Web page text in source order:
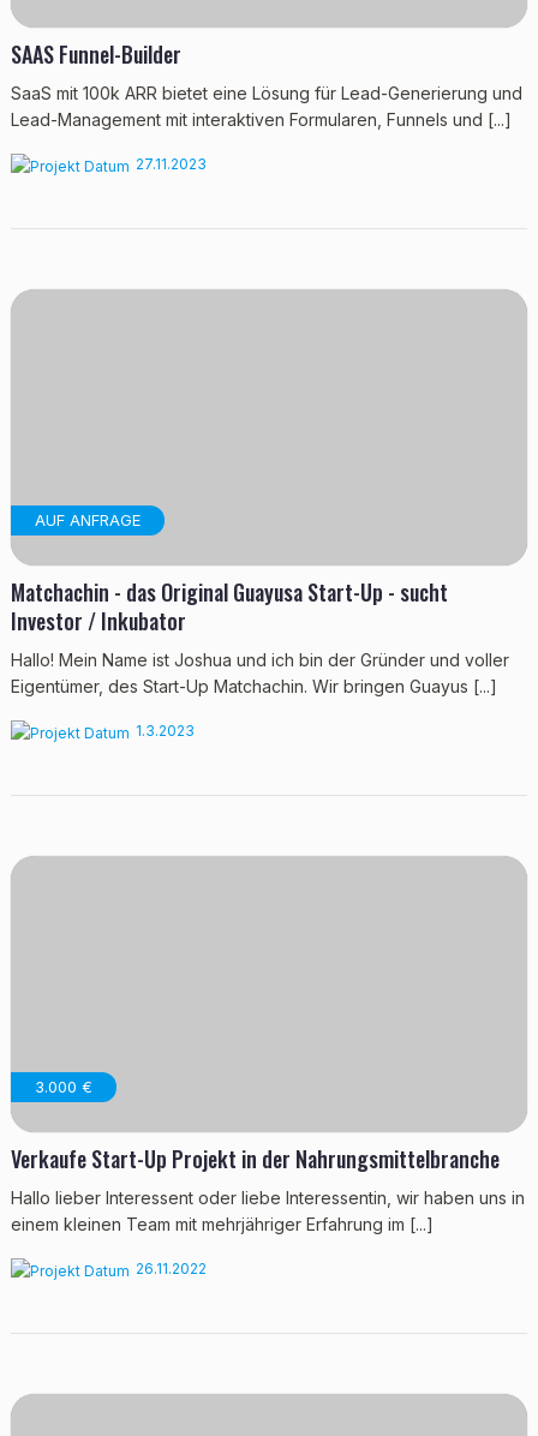
SAAS Funnel-Builder
SaaS mit 100k ARR bietet eine Lösung für Lead-Generierung und
Lead-Management mit interaktiven Formularen, Funnels und [...]
27.11.2023
AUF ANFRAGE
Matchachin - das Original Guayusa Start-Up - sucht
Investor / Inkubator
Hallo! Mein Name ist Joshua und ich bin der Gründer und voller
Eigentümer, des Start-Up Matchachin. Wir bringen Guayus [...]
1.3.2023
3.000 €
Verkaufe Start-Up Projekt in der Nahrungsmittelbranche
Hallo lieber Interessent oder liebe Interessentin, wir haben uns in
einem kleinen Team mit mehrjähriger Erfahrung im [...]
26.11.2022